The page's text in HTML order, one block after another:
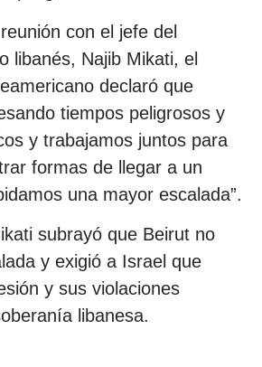
con el jefe del
libanés, Najib Mikati, el
declaró que
tiempos peligrosos y
y trabajamos juntos para
formas de llegar a un
una mayor escalada”.
subrayó que Beirut no
y exigió a Israel que
y sus violaciones
libanesa.